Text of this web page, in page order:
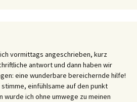
vormittags angeschrieben, kurz
antwort und dann haben wir
eine wunderbare bereichernde hilfe!
einfühlsame auf den punkt
wurde ich ohne umwege zu meinen